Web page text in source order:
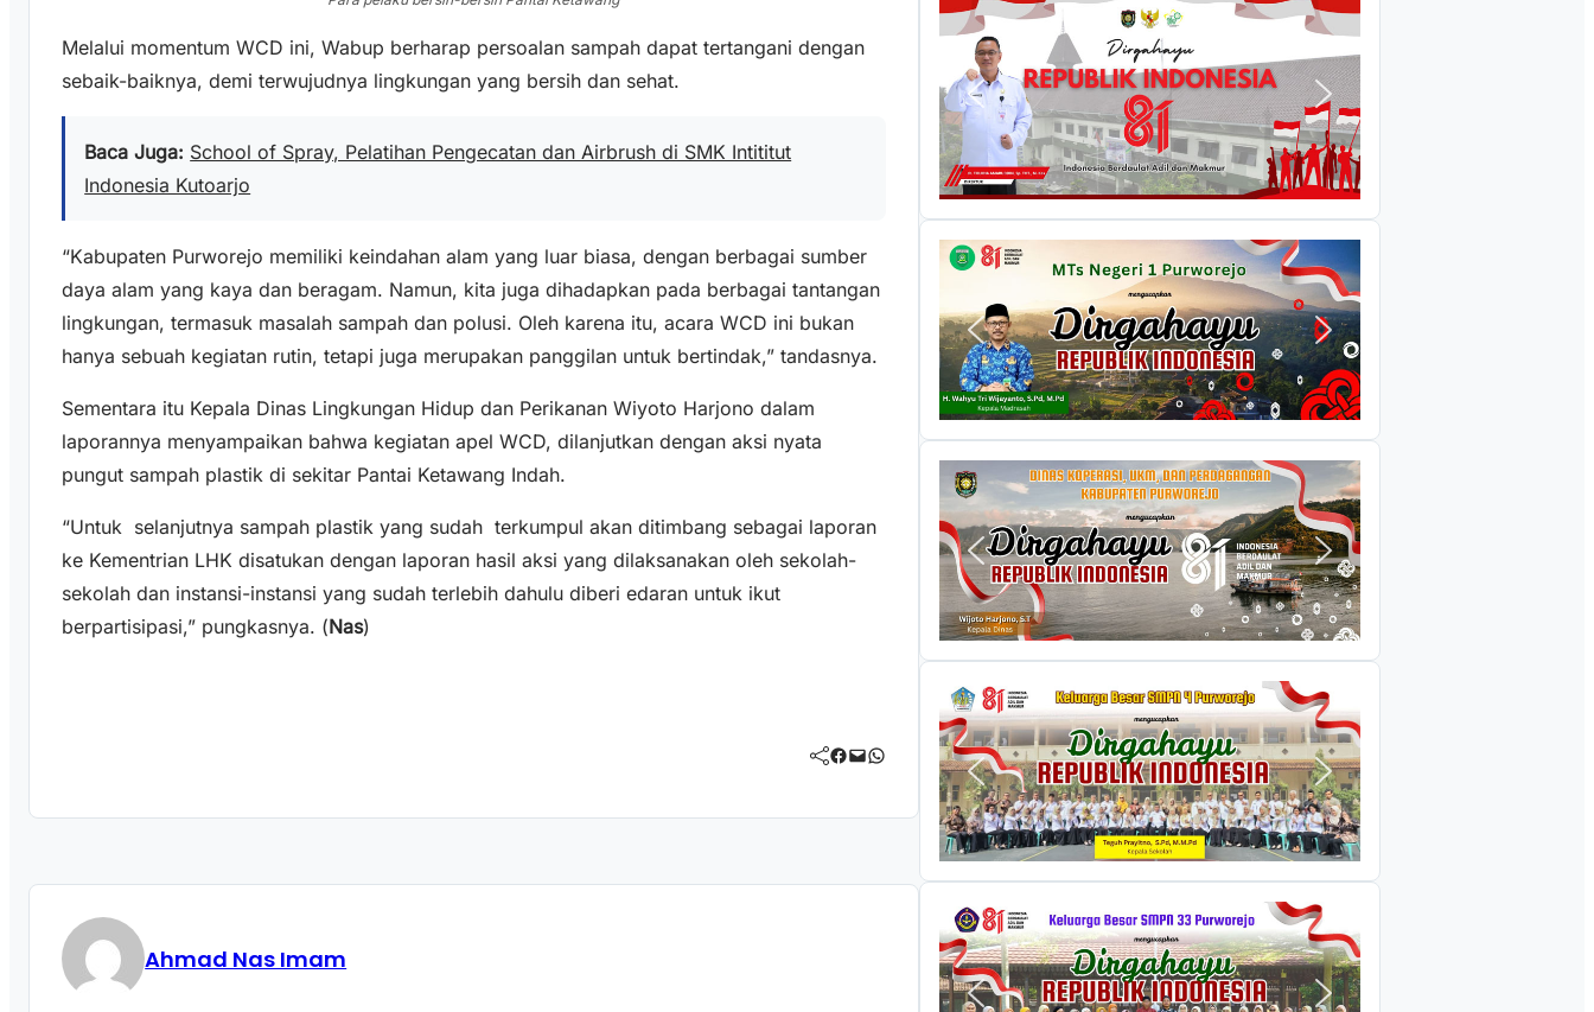
Melalui momentum WCD ini, Wabup berharap persoalan sampah dapat tertangani dengan
sebaik-baiknya, demi terwujudnya lingkungan yang bersih dan sehat.
Baca Juga: School of Spray, Pelatihan Pengecatan dan Airbrush di SMK Intititut
Indonesia Kutoarjo
“Kabupaten Purworejo memiliki keindahan alam yang luar biasa, dengan berbagai sumber
daya alam yang kaya dan beragam. Namun, kita juga dihadapkan pada berbagai tantangan
lingkungan, termasuk masalah sampah dan polusi. Oleh karena itu, acara WCD ini bukan
hanya sebuah kegiatan rutin, tetapi juga merupakan panggilan untuk bertindak,” tandasnya.
Sementara itu Kepala Dinas Lingkungan Hidup dan Perikanan Wiyoto Harjono dalam
laporannya menyampaikan bahwa kegiatan apel WCD, dilanjutkan dengan aksi nyata
pungut sampah plastik di sekitar Pantai Ketawang Indah.
“Untuk selanjutnya sampah plastik yang sudah terkumpul akan ditimbang sebagai laporan
ke Kementrian LHK disatukan dengan laporan hasil aksi yang dilaksanakan oleh sekolah-
sekolah dan instansi-instansi yang sudah terlebih dahulu diberi edaran untuk ikut
berpartisipasi,” pungkasnya. (Nas)
Facebook Mail WhatsApp
Ahmad Nas Imam